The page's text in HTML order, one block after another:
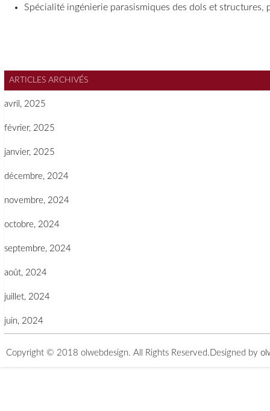
Spécialité ingénierie parasismiques des dols et structures,
ARTICLES ARCHIVÉS
avril, 2025
février, 2025
janvier, 2025
décembre, 2024
novembre, 2024
octobre, 2024
septembre, 2024
août, 2024
juillet, 2024
juin, 2024
Copyright © 2018 olwebdesign. All Rights Reserved. Designed by